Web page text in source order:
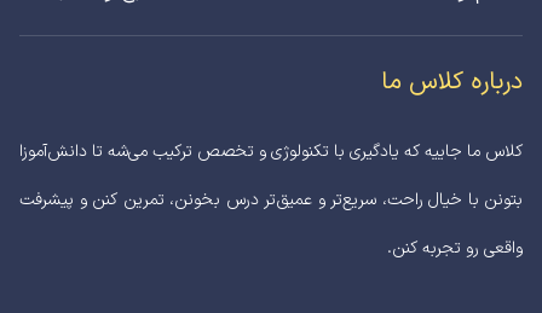
درباره کلاس ما
کلاس ما جاییه که یادگیری با تکنولوژی و تخصص ترکیب می‌شه تا دانش‌آموزا
بتونن با خیال راحت، سریع‌تر و عمیق‌تر درس بخونن، تمرین کنن و پیشرفت
واقعی رو تجربه کنن.